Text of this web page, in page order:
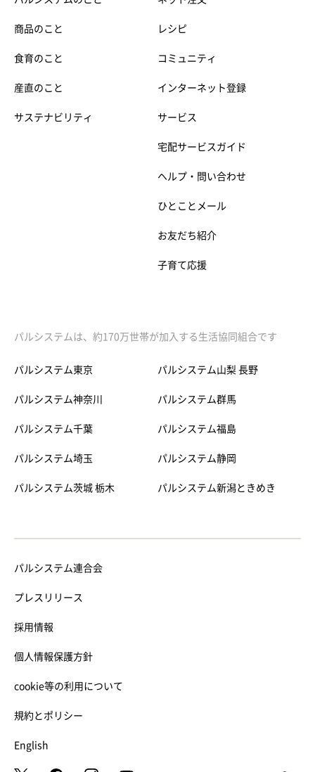
商品のこと
食育のこと
産直のこと
サステナビリティ
レシピ
コミュニティ
インターネット登録
サービス
宅配サービスガイド
ヘルプ・問い合わせ
ひとことメール
お友だち紹介
子育て応援
パルシステムは、約170万世帯が加入する生活協同組合です
パルシステム東京
パルシステム神奈川
パルシステム千葉
パルシステム埼玉
パルシステム茨城 栃木
パルシステム山梨 長野
パルシステム群馬
パルシステム福島
パルシステム静岡
パルシステム新潟ときめき
パルシステム連合会
プレスリリース
採用情報
個人情報保護方針
cookie等の利用について
規約とポリシー
English